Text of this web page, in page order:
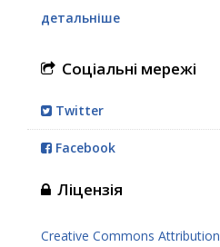
детальніше
Соціальні мережі
Twitter
Facebook
Ліцензія
Creative Commons Attribution